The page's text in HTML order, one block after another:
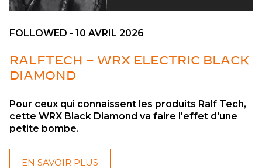
FOLLOWED - 10 AVRIL 2026
RALFTECH – WRX ELECTRIC BLACK
DIAMOND
Pour ceux qui connaissent les produits Ralf Tech,
cette WRX Black Diamond va faire l'effet d'une
petite bombe.
EN SAVOIR PLUS